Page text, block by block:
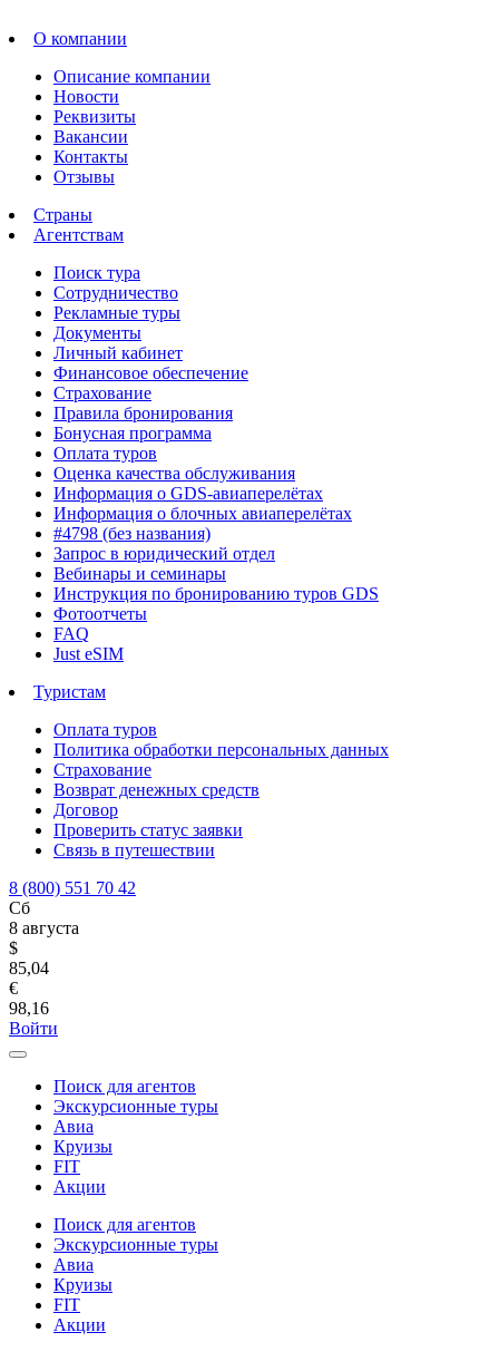
О компании
Описание компании
Новости
Реквизиты
Вакансии
Контакты
Отзывы
Страны
Агентствам
Поиск тура
Сотрудничество
Рекламные туры
Документы
Личный кабинет
Финансовое обеспечение
Страхование
Правила бронирования
Бонусная программа
Оплата туров
Оценка качества обслуживания
Информация о GDS-авиаперелётах
Информация о блочных авиаперелётах
#4798 (без названия)
Запрос в юридический отдел
Вебинары и семинары
Инструкция по бронированию туров GDS
Фотоотчеты
FAQ
Just eSIM
Туристам
Оплата туров
Политика обработки персональных данных
Страхование
Возврат денежных средств
Договор
Проверить статус заявки
Связь в путешествии
8 (800) 551 70 42
Сб
8 августа
$
85,04
€
98,16
Войти
Поиск для агентов
Экскурсионные туры
Авиа
Круизы
FIT
Акции
Поиск для агентов
Экскурсионные туры
Авиа
Круизы
FIT
Акции